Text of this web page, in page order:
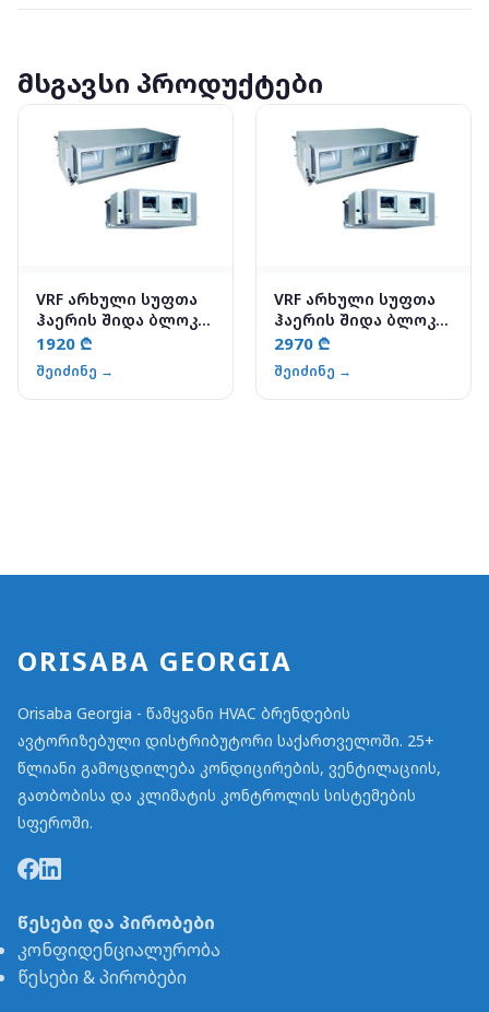
მსგავსი პროდუქტები
VRF არხული სუფთა
ჰაერის შიდა ბლოკი
- YV4VXH140WAR-GX
1920 ₾
შეიძინე →
VRF არხული სუფთა
ჰაერის შიდა ბლოკი
- YV4VXH226WAR-GX
2970 ₾
შეიძინე →
ORISABA GEORGIA
Orisaba Georgia - წამყვანი HVAC ბრენდების
ავტორიზებული დისტრიბუტორი საქართველოში. 25+
წლიანი გამოცდილება კონდიცირების, ვენტილაციის,
გათბობისა და კლიმატის კონტროლის სისტემების
სფეროში.
წესები და პირობები
კონფიდენციალურობა
წესები & პირობები